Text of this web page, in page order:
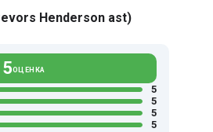
Henderson ast)
5ОЦЕНКА
5
5
5
5